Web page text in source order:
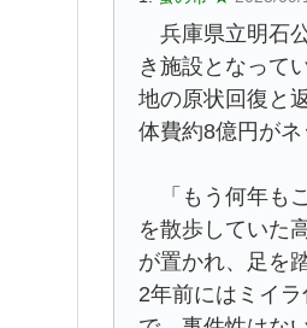
兵庫県立明石
き施設となって
地の原状回復と
体費約8億円が
「もう何年も
を散歩していた
が置かれ、足を
2年前にはミイ